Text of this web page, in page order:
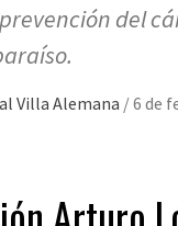
del
Villa Alemana /6 de